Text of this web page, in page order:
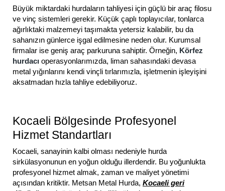
Büyük miktardaki hurdaların tahliyesi için güçlü bir araç filosu
ve vinç sistemleri gerekir. Küçük çaplı toplayıcılar, tonlarca
ağırlıktaki malzemeyi taşımakta yetersiz kalabilir, bu da
sahanızın günlerce işgal edilmesine neden olur. Kurumsal
firmalar ise geniş araç parkuruna sahiptir. Örneğin, Körfez
hurdacı operasyonlarımızda, liman sahasındaki devasa
metal yığınlarını kendi vinçli tırlarımızla, işletmenin işleyişini
aksatmadan hızla tahliye edebiliyoruz.
Kocaeli Bölgesinde Profesyonel
Hizmet Standartları
Kocaeli, sanayinin kalbi olması nedeniyle hurda
sirkülasyonunun en yoğun olduğu illerdendir. Bu yoğunlukta
profesyonel hizmet almak, zaman ve maliyet yönetimi
açısından kritiktir. Metsan Metal Hurda, Kocaeli geri